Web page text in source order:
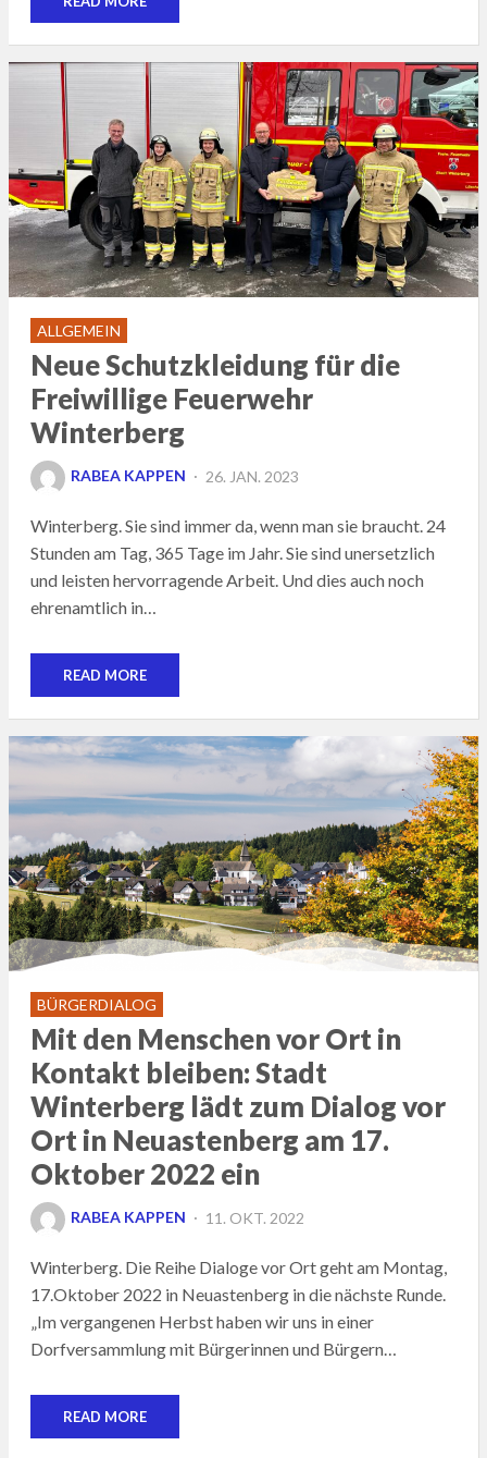
ALLGEMEIN
Neue Schutzkleidung für die
Freiwillige Feuerwehr
Winterberg
RABEA KAPPEN
POSTED
26. JAN. 2023
Winterberg. Sie sind immer da, wenn man sie braucht. 24
Stunden am Tag, 365 Tage im Jahr. Sie sind unersetzlich
und leisten hervorragende Arbeit. Und dies auch noch
ehrenamtlich in…
READ MORE
BÜRGERDIALOG
Mit den Menschen vor Ort in
Kontakt bleiben: Stadt
Winterberg lädt zum Dialog vor
Ort in Neuastenberg am 17.
Oktober 2022 ein
RABEA KAPPEN
POSTED
11. OKT. 2022
Winterberg. Die Reihe Dialoge vor Ort geht am Montag,
17.Oktober 2022 in Neuastenberg in die nächste Runde.
„Im vergangenen Herbst haben wir uns in einer
Dorfversammlung mit Bürgerinnen und Bürgern…
READ MORE